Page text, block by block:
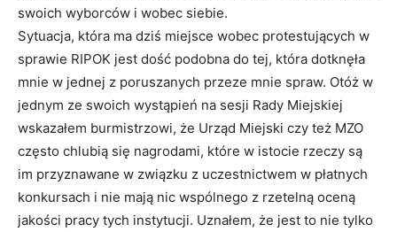
swoich wyborców i wobec siebie.
Sytuacja, która ma dziś miejsce wobec protestujących w
sprawie RIPOK jest dość podobna do tej, która dotknęła
mnie w jednej z poruszanych przeze mnie spraw. Otóż w
jednym ze swoich wystąpień na sesji Rady Miejskiej
wskazałem burmistrzowi, że Urząd Miejski czy też MZO
często chlubią się nagrodami, które w istocie rzeczy są
im przyznawane w związku z uczestnictwem w płatnych
konkursach i nie mają nic wspólnego z rzetelną oceną
jakości pracy tych instytucji. Uznałem, że jest to nie tylko